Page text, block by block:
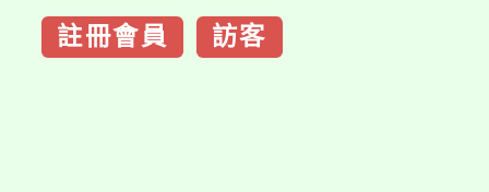
註冊會員 訪客